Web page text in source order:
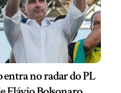
no radar do PL